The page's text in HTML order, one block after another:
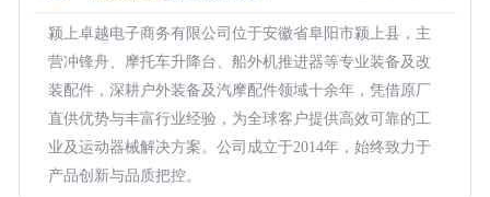
颍上卓越电子商务有限公司位于安徽省阜阳市颍上县，主
营冲锋舟、摩托车升降台、船外机推进器等专业装备及改
装配件，深耕户外装备及汽摩配件领域十余年，凭借原厂
直供优势与丰富行业经验，为全球客户提供高效可靠的工
业及运动器械解决方案。公司成立于2014年，始终致力于
产品创新与品质把控。